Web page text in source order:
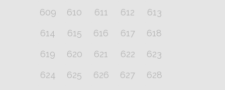
609
610 611 612
613
614
615 616 617
618
619
620 621 622
623
624
625 626 627
628